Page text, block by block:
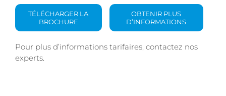
TÉLÉCHARGER LA
BROCHURE
OBTENIR PLUS
D’INFORMATIONS
Pour plus d’informations tarifaires, contactez nos
experts.